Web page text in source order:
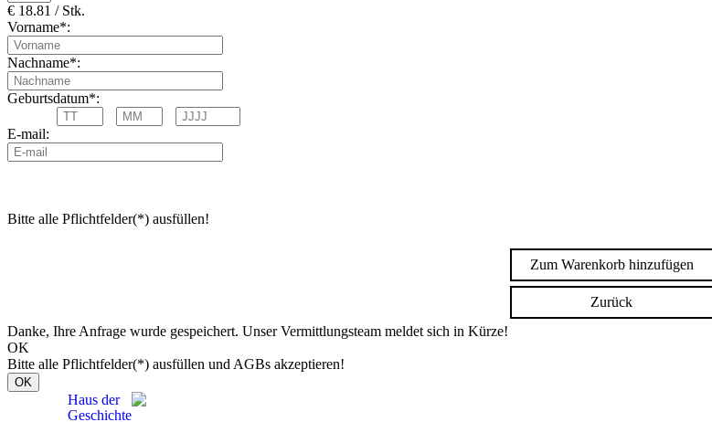
€ 18.81 / Stk.
Vorname*:
Nachname*:
Geburtsdatum*:
E-mail:
Bitte alle Pflichtfelder(*) ausfüllen!
Zum Warenkorb hinzufügen
Zurück
Danke, Ihre Anfrage wurde gespeichert. Unser Vermittlungsteam meldet sich in Kürze!
OK
Bitte alle Pflichtfelder(*) ausfüllen und AGBs akzeptieren!
OK
Haus der
Geschichte